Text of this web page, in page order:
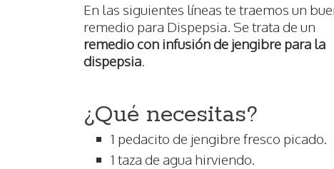
En las siguientes líneas te traemos un
remedio para Dispepsia. Se trata de un
remedio con infusión de jengibre para la
dispepsia.
¿Qué necesitas?
1 pedacito de jengibre fresco picado.
1 taza de agua hirviendo.